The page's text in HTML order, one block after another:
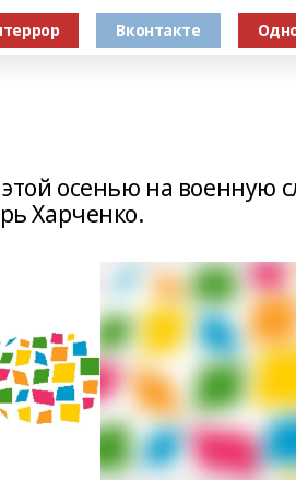
Вконтакте
осенью на военную
Харченко.